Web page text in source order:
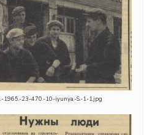
1965.-23-470.-10-iyunya.-S.-1-1.jpg